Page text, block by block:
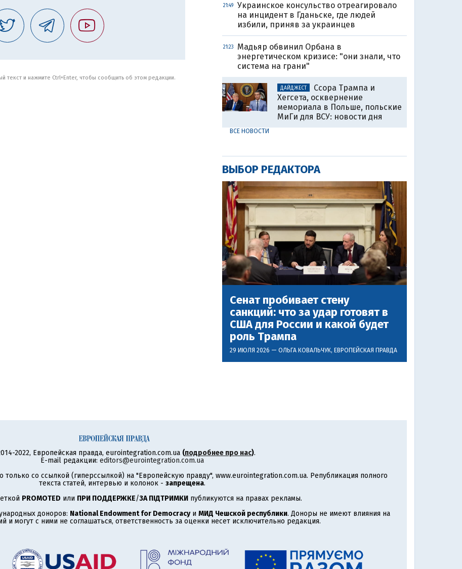
текст и нажмите Ctrl+Enter, чтобы сообщить об этом редакции.
21:49
Украинское консульство отреагировало
на инцидент в Гданьске, где людей
избили, приняв за украинцев
21:23
Мадьяр обвинил Орбана в
энергетическом кризисе: "они знали, что
система на грани"
ДАЙДЖЕСТ
Ссора Трампа и
Хегсета, осквернение
мемориала в Польше, польские
МиГи для ВСУ: новости дня
ВСЕ НОВОСТИ
ВЫБОР РЕДАКТОРА
Сенат пробивает стену
санкций: что за удар готовят в
США для России и какой будет
роль Трампа
29 ИЮЛЯ 2026 — ОЛЬГА КОВАЛЬЧУК, ЕВРОПЕЙСКАЯ ПРАВДА
2022, Европейская правда, eurointegration.com.ua (подробнее про нас).
E-mail редакции: editors@eurointegration.com.ua
только со ссылкой (гиперссылкой) на "Европейскую правду", www.eurointegration.com.ua. Републикация полного
текста статей, интервью и колонок - запрещена.
PROMOTED или ПРИ ПОДДЕРЖКЕ/ЗА ПІДТРИМКИ публикуются на правах рекламы.
доноров: National Endowment for Democracyи МИД Чешской республики. Доноры не имеют влияния на
и могут с ними не соглашаться, ответственность за оценки несет исключительно редакция.